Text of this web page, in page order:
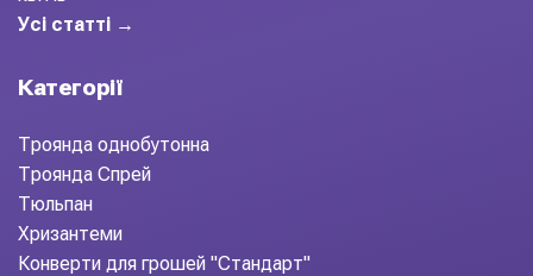
Усі статті →
Категорії
Троянда однобутонна
Троянда Спрей
Тюльпан
Хризантеми
Конверти для грошей "Стандарт"